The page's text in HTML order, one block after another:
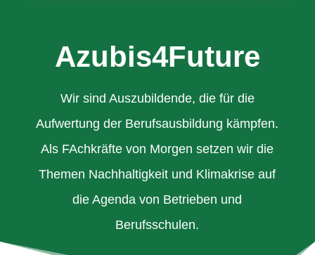
Azubis4Future
Wir sind Auszubildende, die für die
Aufwertung der Berufsausbildung kämpfen.
Als FAchkräfte von Morgen setzen wir die
Themen Nachhaltigkeit und Klimakrise auf
die Agenda von Betrieben und
Berufsschulen.